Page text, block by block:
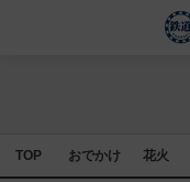
TOP おでかけ 花火